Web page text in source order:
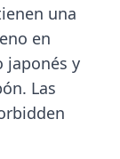
una
en
japonés y
Las